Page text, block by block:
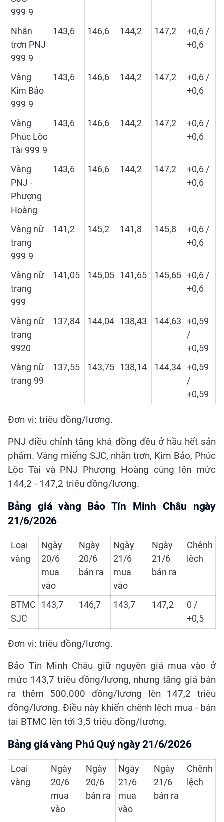
999.9
Nhẫn
trơn PNJ
999.9
143,6 146,6 144,2 147,2
+0,6 /
+0,6
Vàng
Kim Bảo
999.9
143,6 146,6 144,2 147,2
+0,6 /
+0,6
Vàng
Phúc Lộc
Tài 999.9
143,6 146,6 144,2 147,2
+0,6 /
+0,6
Vàng
PNJ -
Phượng
Hoàng
143,6 146,6 144,2 147,2
+0,6 /
+0,6
Vàng nữ
trang
999.9
141,2 145,2 141,8 145,8
+0,6 /
+0,6
Vàng nữ
trang
999
141,05 145,05 141,65 145,65 +0,6 /
+0,6
Vàng nữ
trang
9920
137,84 144,04 138,43 144,63 +0,59
/
+0,59
Vàng nữ
trang 99
137,55 143,75 138,14 144,34 +0,59
/
+0,59
Đơn vị: triệu đồng/lượng.
PNJ điều chỉnh tăng khá đồng đều ở hầu hết sản
phẩm. Vàng miếng SJC, nhẫn trơn, Kim Bảo, Phúc
Lộc Tài và PNJ Phượng Hoàng cùng lên mức
144,2 - 147,2 triệu đồng/lượng.
Bảng giá vàng Bảo Tín Minh Châu ngày
21/6/2026
Loại
vàng
Ngày
20/6
mua
vào
Ngày
20/6
bán ra
Ngày
21/6
mua
vào
Ngày
21/6
bán ra
Chênh
lệch
BTMC
SJC
143,7 146,7 143,7 147,2
0 /
+0,5
Đơn vị: triệu đồng/lượng.
Bảo Tín Minh Châu giữ nguyên giá mua vào ở
mức 143,7 triệu đồng/lượng, nhưng tăng giá bán
ra thêm 500.000 đồng/lượng lên 147,2 triệu
đồng/lượng. Điều này khiến chênh lệch mua - bán
tại BTMC lên tới 3,5 triệu đồng/lượng.
Bảng giá vàng Phú Quý ngày 21/6/2026
Loại
vàng
Ngày
20/6
mua
vào
Ngày
20/6
bán ra
Ngày
21/6
mua
vào
Ngày
21/6
bán ra
Chênh
lệch